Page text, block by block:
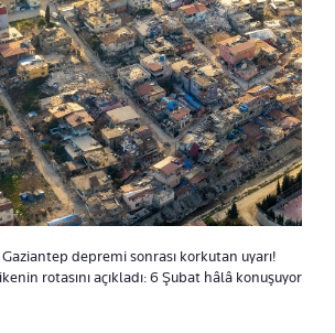
depremi sonrası korkutan uyarı!
rotasını açıkladı: 6 Şubat hâlâ konuşuyor